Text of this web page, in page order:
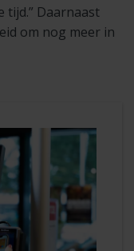
tijd.” Daarnaast
om nog meer in